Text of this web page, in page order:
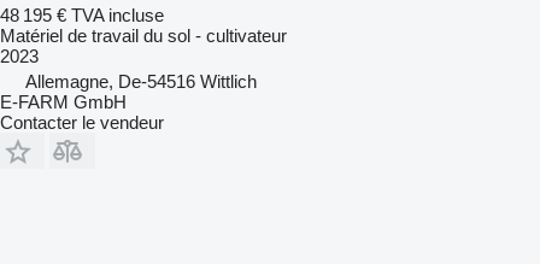
48 195 € TVA incluse
Matériel de travail du sol - cultivateur
2023
Allemagne, De-54516 Wittlich
E-FARM GmbH
Contacter le vendeur